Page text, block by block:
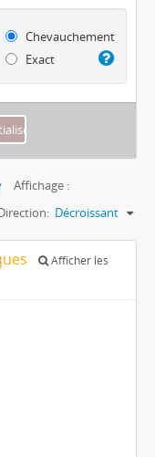
Chevauchement
Exact
Affichage :
Décroissant
Afficher les